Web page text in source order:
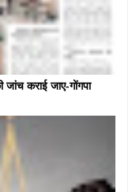
जांच कराई जाए-गोंगपा